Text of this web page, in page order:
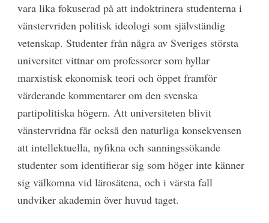
vara lika fokuserad på att indoktrinera studenterna i
vänstervriden politisk ideologi som självständig
vetenskap. Studenter från några av Sveriges största
universitet vittnar om professorer som hyllar
marxistisk ekonomisk teori och öppet framför
värderande kommentarer om den svenska
partipolitiska högern. Att universiteten blivit
vänstervridna får också den naturliga konsekvensen
att intellektuella, nyfikna och sanningssökande
studenter som identifierar sig som höger inte känner
sig välkomna vid lärosätena, och i värsta fall
undviker akademin över huvud taget.